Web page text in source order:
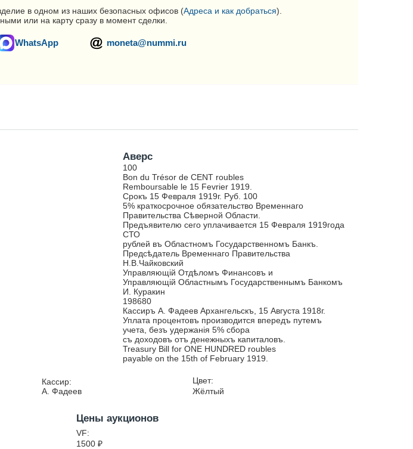
в одном из наших безопасных офисов (Адреса и как добраться).
или на карту сразу в момент сделки.
WhatsApp moneta@nummi.ru
Аверс
100
Bon du Trésor de CENT roubles
Remboursable le 15 Fevrier 1919.
Срокъ 15 Февраля 1919г. Руб. 100
5% краткосрочное обязательство Временнаго
Правительства Сѣверной Области.
Предъявителю сего уплачивается 15 Февраля 1919года
СТО
рублей въ Областномъ Государственномъ Банкъ.
Предсѣдатель Временнаго Правительства
Н.В.Чайковский
Управляющій Отдѣломъ Финансовъ и
Управляющій Областнымъ Государственнымъ Банкомъ
И. Куракин
198680
Кассиръ А. Фадеев Архангельскъ, 15 Августа 1918г.
Уплата процентовъ производится впередъ путемъ
учета, безъ удержанія 5% сбора
съ доходовъ отъ денежныхъ капиталовъ.
Treasury Bill for ONE HUNDRED roubles
payable on the 15th of February 1919.
Кассир:
А. Фадеев
Цвет:
Жёлтый
Цены аукционов
VF:
1500 ₽